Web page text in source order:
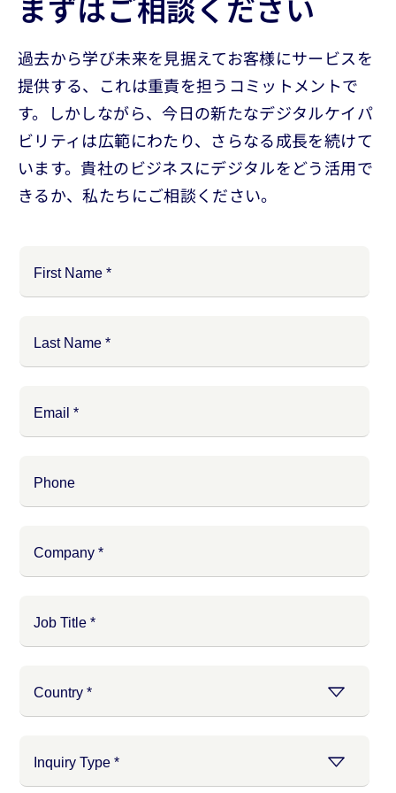
まずはご相談ください
過去から学び未来を見据えてお客様にサービスを
提供する、これは重責を担うコミットメントで
す。しかしながら、今日の新たなデジタルケイパ
ビリティは広範にわたり、さらなる成長を続けて
います。貴社のビジネスにデジタルをどう活用で
きるか、私たちにご相談ください。